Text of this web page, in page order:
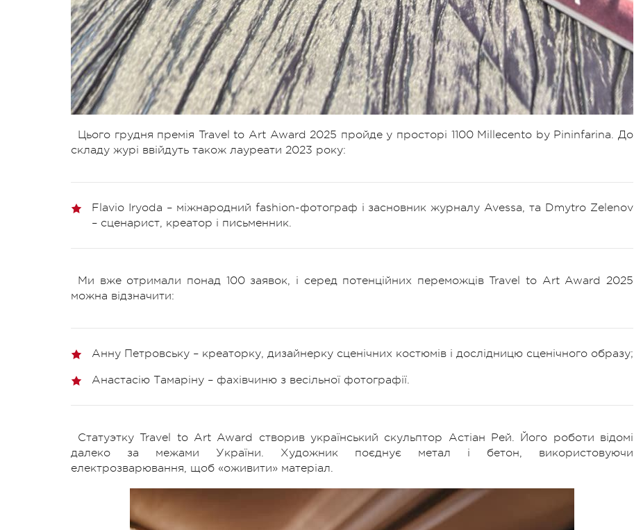
Цього грудня премія Travel to Art Award 2025 пройде у просторі 1100 Millecento by Pininfarina. До
складу журі ввійдуть також лауреати 2023 року:
Flavio Iryoda – міжнародний fashion-фотограф і засновник журналу Avessa, та Dmytro Zelenov
– сценарист, креатор і письменник.
Ми вже отримали понад 100 заявок, і серед потенційних переможців Travel to Art Award 2025
можна відзначити:
Анну Петровську – креаторку, дизайнерку сценічних костюмів і дослідницю сценічного образу;
Анастасію Тамаріну – фахівчиню з весільної фотографії.
Статуэтку Travel to Art Award створив український скульптор Астіан Рей. Його роботи відомі
далеко за межами України. Художник поєднує метал і бетон, використовуючи
електрозварювання, щоб «оживити» матеріал.